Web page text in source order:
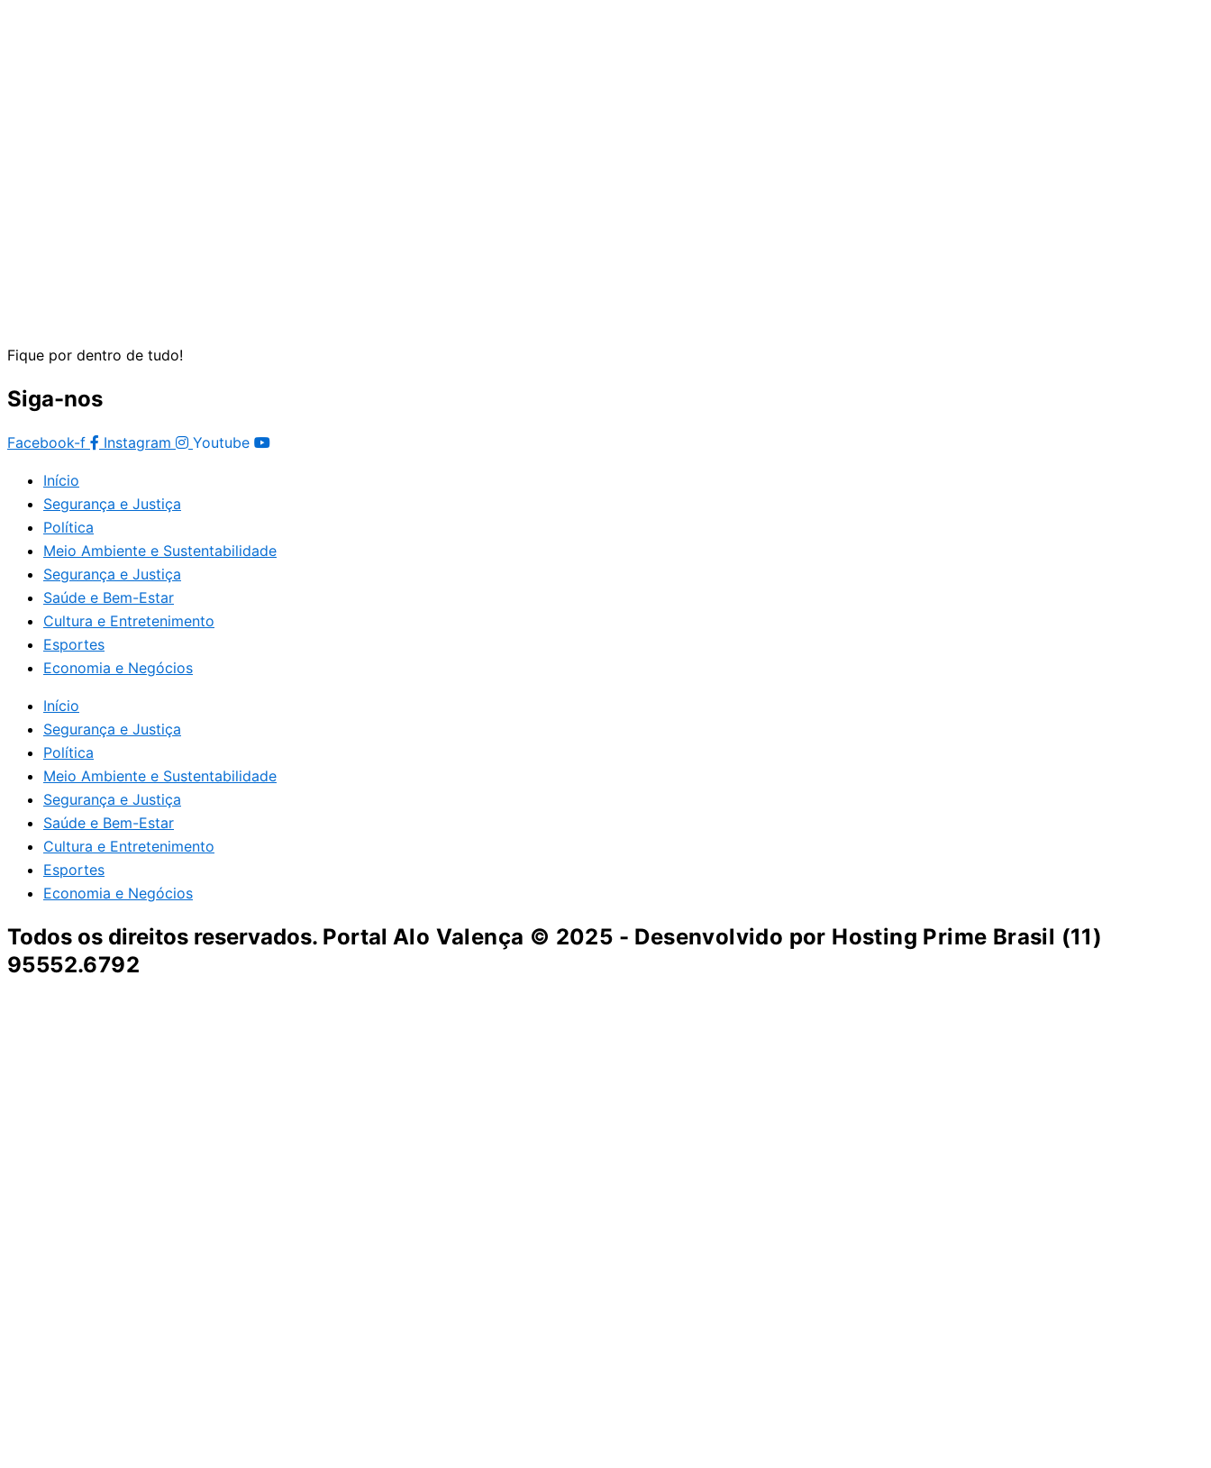
Fique por dentro de tudo!
Siga-nos
Facebook-f Instagram Youtube
Início
Segurança e Justiça
Política
Meio Ambiente e Sustentabilidade
Segurança e Justiça
Saúde e Bem-Estar
Cultura e Entretenimento
Esportes
Economia e Negócios
Início
Segurança e Justiça
Política
Meio Ambiente e Sustentabilidade
Segurança e Justiça
Saúde e Bem-Estar
Cultura e Entretenimento
Esportes
Economia e Negócios
Todos os direitos reservados. Portal Alo Valença © 2025 - Desenvolvido por Hosting Prime Brasil (11)
95552.6792